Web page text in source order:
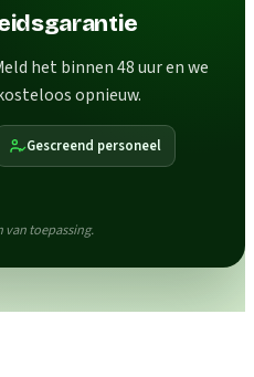
het binnen 48 uur en we
opnieuw.
Gescreend personeel
van toepassing.